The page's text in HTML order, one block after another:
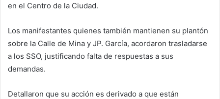
en el Centro de la Ciudad.
Los manifestantes quienes también mantienen su plantón
sobre la Calle de Mina y JP. García, acordaron trasladarse
a los SSO, justificando falta de respuestas a sus
demandas.
Detallaron que su acción es derivado a que están